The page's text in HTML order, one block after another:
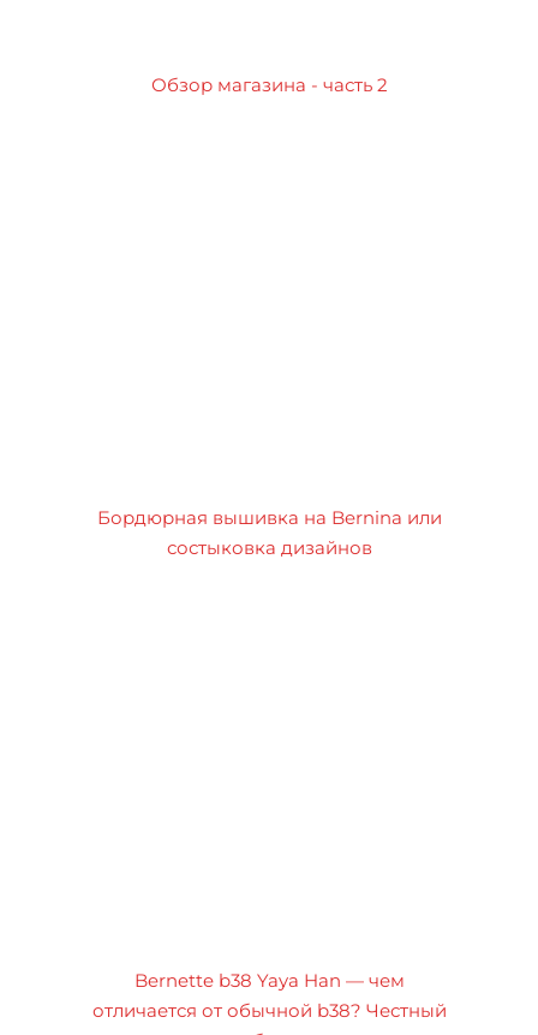
Обзор магазина - часть 2
Бордюрная вышивка на Bernina или
состыковка дизайнов
Bernette b38 Yaya Han — чем
отличается от обычной b38? Честный